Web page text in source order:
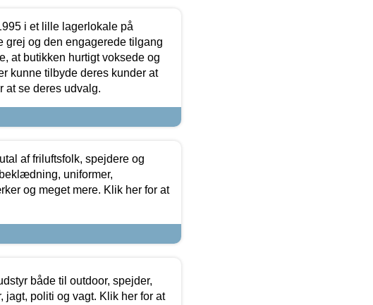
i et lille lagerlokale på
grej og den engagerede tilgang
at butikken hurtigt voksede og
kunne tilbyde deres kunder at
at se deres udvalg.
af friluftsfolk, spejdere og
uniformer,
og meget mere. Klik her for at
både til outdoor, spejder,
politi og vagt. Klik her for at